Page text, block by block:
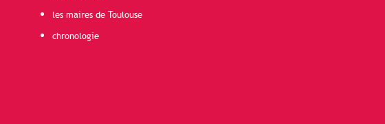
les maires de Toulouse
chronologie